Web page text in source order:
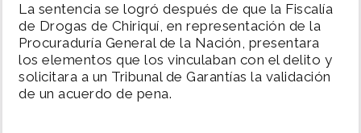
NACIONAL
POLÍTICA
La sentencia se logró después de que la Fiscalía
de Drogas de Chiriquí, en representación de la
Procuraduría General de la Nación, presentara
los elementos que los vinculaban con el delito y
solicitara a un Tribunal de Garantías la validación
de un acuerdo de pena.